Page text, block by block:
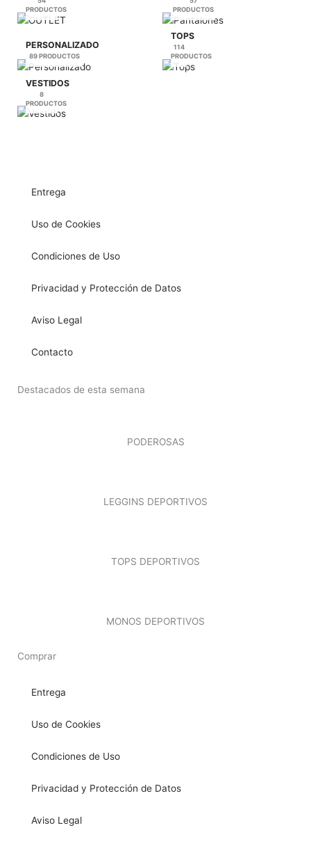
PRODUCTOS
PRODUCTOS
PERSONALIZADO
89 PRODUCTOS
TOPS
114
PRODUCTOS
VESTIDOS
8
PRODUCTOS
Entrega
Uso de Cookies
Condiciones de Uso
Privacidad y Protección de Datos
Aviso Legal
Contacto
Destacados de esta semana
PODEROSAS
LEGGINS DEPORTIVOS
TOPS DEPORTIVOS
MONOS DEPORTIVOS
Comprar
Entrega
Uso de Cookies
Condiciones de Uso
Privacidad y Protección de Datos
Aviso Legal